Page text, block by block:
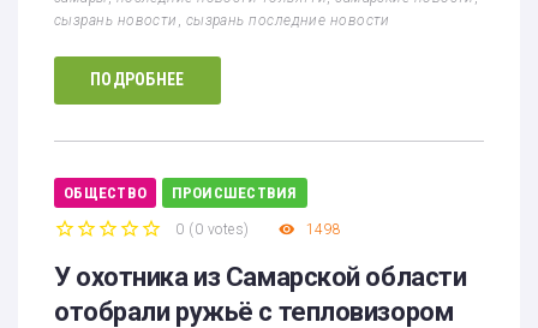
сызрань новости
сызрань последние новости
ПОДРОБНЕЕ
ОБЩЕСТВО ПРОИСШЕСТВИЯ
0 (0 votes) 1498
У охотника из Самарской области
отобрали ружьё с тепловизором